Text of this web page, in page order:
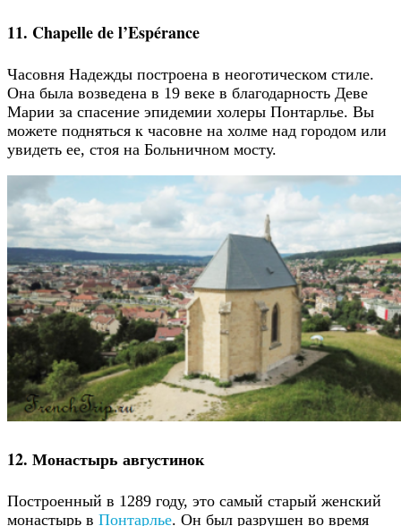
11. Chapelle de l’Espérance
Часовня Надежды построена в неоготическом стиле.
Она была возведена в 19 веке в благодарность Деве
Марии за спасение эпидемии холеры Понтарлье. Вы
можете подняться к часовне на холме над городом или
увидеть ее, стоя на Больничном мосту.
12. Монастырь августинок
Построенный в 1289 году, это самый старый женский
монастырь в Понтарлье. Он был разрушен во время